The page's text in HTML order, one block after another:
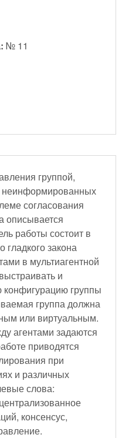
№ 11
группой,
неинформированных
согласования
описывается
работы состоит в
гладкого закона
в мультиагентной
и
группы
группа должна
или виртуальным.
агентами задаются
приводятся
при
и различных
слова:
консенсус,